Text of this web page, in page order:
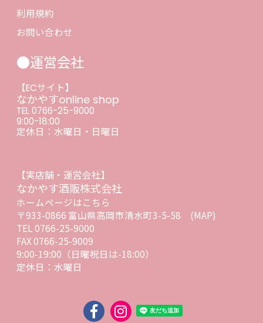
利用規約
お問い合わせ
●運営会社
【ECサイト】
なかやすonline shop
TEL 0766-25-9000
9:00-18:00
定休日：水曜日・日曜日
【実店舗・運営会社】
なかやす酒販株式会社
ホームページはこちら
〒933-0866 富山県高岡市清水町3-5-58 (MAP)
TEL 0766-25-9000
FAX 0766-25-9009
9:00-19:00（日曜祝日は-18:00）
定休日：水曜日